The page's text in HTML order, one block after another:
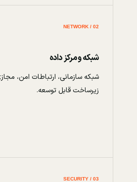
02 / NETWORK
شبکه و مرکز داده
شبکه سازمانی، ارتباطات امن،
زیرساخت قابل توسعه.
03 / SECURITY